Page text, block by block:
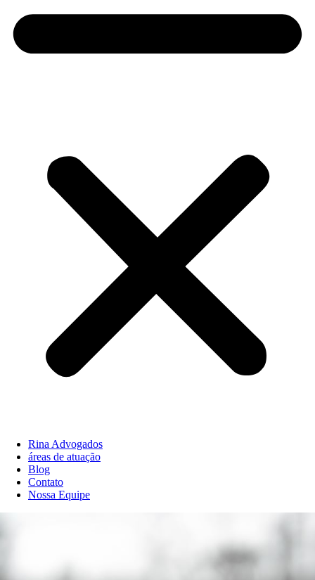
Rina Advogados
áreas de atuação
Blog
Contato
Nossa Equipe